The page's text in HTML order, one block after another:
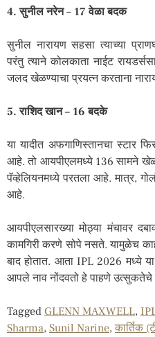
4. सुनील नरेन – 17 वेळा बदक
सुनील नारायण सहसा त्याच्या
परंतु त्याने कोलकाता नाईट
जलद खेळण्याचा प्रयत्न करताना
5. राशिद खान – 16 बदके
या यादीत अफगाणिस्तानचा स्टार
आहे. तो आयपीएलमध्ये 136 सामने
पॅव्हेलियनमध्ये परतला आहे. मात्र,
आहे.
आयपीएलसारख्या मोठ्या मंचावर
कामगिरी करणे सोपे नसते. यामुळेच
बाद होतात. आता IPL 2026 मध्ये
आपले नाव नोंदवतो हे पाहणे
Tagged GLENN MAXWELL,
Sharma, Sunil Narine, कार्तिक